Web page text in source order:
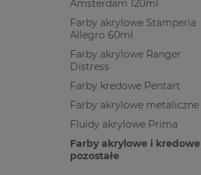
Amsterdam 120ml
Farby akrylowe Stamperia
Allegro 60ml
Farby akrylowe Ranger
Distress
Farby kredowe Pentart
Farby akrylowe metaliczne
Fluidy akrylowe Prima
Farby akrylowe i kredowe
pozostałe